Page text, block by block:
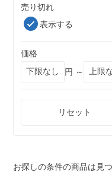
売り切れ
表示する
価格
円 ～
リセット
お探しの条件の商品は見